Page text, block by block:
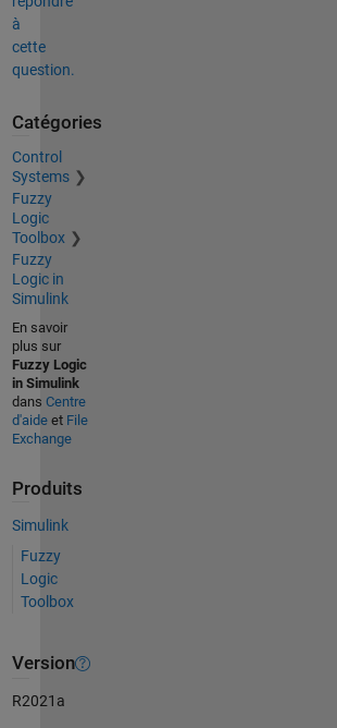
à
cette
question.
Catégories
Control
Systems
Fuzzy
Logic
Toolbox
Fuzzy
Logic in
Simulink
En savoir
plus sur
Fuzzy Logic
in Simulink
dans Centre
d'aideet File
Exchange
Produits
Simulink
Fuzzy
Logic
Toolbox
Version
R2021a